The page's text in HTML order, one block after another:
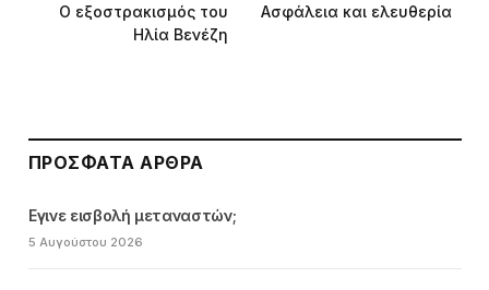
Ο εξοστρακισμός του
Ηλία Βενέζη
Ασφάλεια και ελευθερία
ΠΡΌΣΦΑΤΑ ΆΡΘΡΑ
Εγινε εισβολή μεταναστών;
5 Αυγούστου 2026